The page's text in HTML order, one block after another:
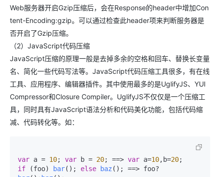
Web服务器开启Gzip压缩后，会在Response的header中增加Con
tent-Encoding:gzip。可以通过检查此header项来判断服务器是
否开启了Gzip压缩。
（2）JavaScript代码压缩
JavaScript压缩的原理一般是去掉多余的空格和回车、替换长变量
名、简化一些代码写法等。JavaScript代码压缩工具很多，有在线
工具、应用程序、编辑器插件。其中使用最多的是UglifyJS、YUI
Compressor和Closure Compiler。UglifyJS不仅仅是一个压缩工
具，同时具有JavaScript语法分析和代码美化功能，包括代码缩
减、代码转化等。如：
var a = 10; var b = 20; ==> var a=10,b=20
if (foo) bar(); else baz (); ==> foo?